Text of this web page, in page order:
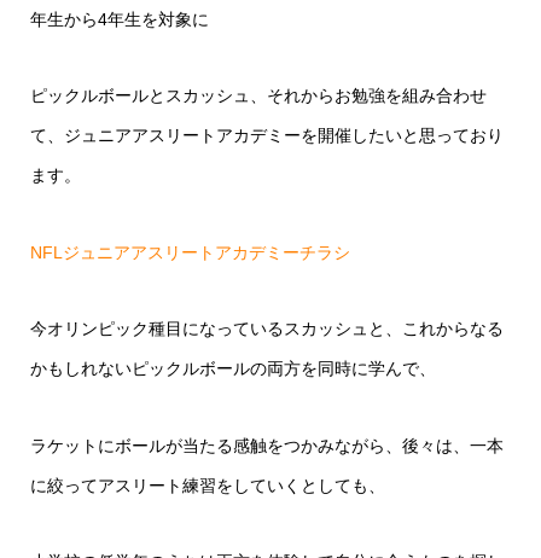
年生から4年生を対象に
ピックルボールとスカッシュ、それからお勉強を組み合わせ
て、ジュニアアスリートアカデミーを開催したいと思っており
ます。
NFLジュニアアスリートアカデミーチラシ
今オリンピック種目になっているスカッシュと、これからなる
かもしれないピックルボールの両方を同時に学んで、
ラケットにボールが当たる感触をつかみながら、後々は、一本
に絞ってアスリート練習をしていくとしても、